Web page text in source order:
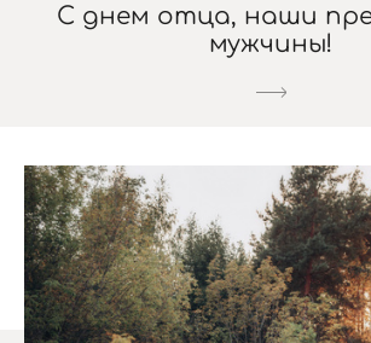
С днем отца, наши
мужчины!